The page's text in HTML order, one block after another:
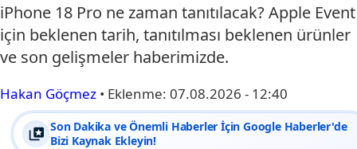
iPhone 18 Pro ne zaman tanıtılacak? Apple Event
için beklenen tarih, tanıtılması beklenen ürünler
ve son gelişmeler haberimizde.
Hakan Göçmez • Eklenme: 07.08.2026 - 12:40
Son Dakika ve Önemli Haberler İçin Google Haberler'de
Bizi Kaynak Ekleyin!